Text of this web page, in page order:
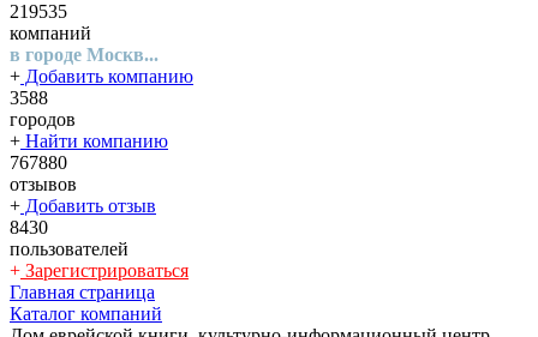
219535
компаний
в городе Москв...
+ Добавить компанию
3588
городов
+ Найти компанию
767880
отзывов
+ Добавить отзыв
8430
пользователей
+ Зарегистрироваться
Главная страница
Каталог компаний